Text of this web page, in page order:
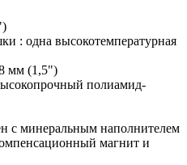
: одна высокотемпературная
мм (1,5")
полиамид-
с минеральным наполнителем
магнит и